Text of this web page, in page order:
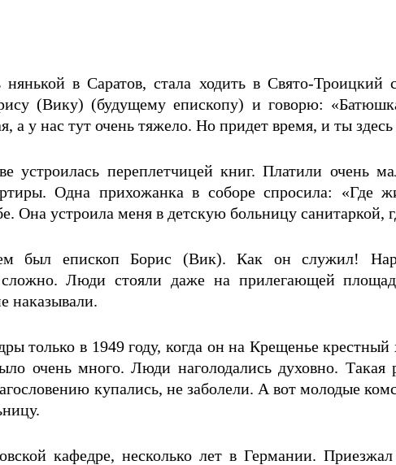
в Саратов, стала ходить в Свято-
(Вику) (будущему епископу) и говорю:
а у нас тут очень тяжело. Но придет время, и ты
устроилась переплетчицей книг. Платили очень
Одна прихожанка в соборе спросила: «Где
Она устроила меня в детскую больницу санитаркой,
был епископ Борис (Вик). Как он служил!
сложно. Люди стояли даже на прилегающей
наказывали.
только в 1949 году, когда он на Крещенье
очень много. Люди наголодались духовно.
купались, не заболели. А вот молодые
кафедре, несколько лет в Германии.